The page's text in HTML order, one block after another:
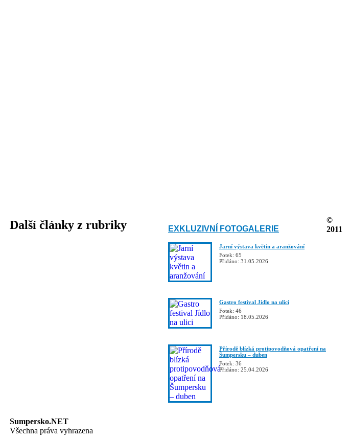
Další články z rubriky EXKLUZIVNÍ FOTOGALERIE
Jarní výstava květin a aranžování
Fotek: 65
Přidáno: 31.05.2026
Gastro festival Jídlo na ulici
Fotek: 46
Přidáno: 18.05.2026
Přírodě blízká protipovodňová opatření na
Šumpersku – duben
Fotek: 36
Přidáno: 25.04.2026
©
2011
Sumpersko.NET
Všechna práva vyhrazena